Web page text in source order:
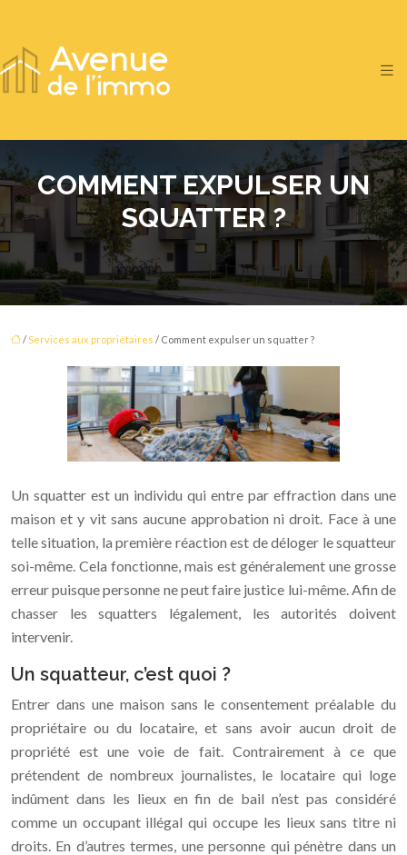
COMMENT EXPULSER UN
SQUATTER ?
/Services aux propriétaires / Comment expulser un squatter ?
Un squatter est un individu qui entre par effraction dans une
maison et y vit sans aucune approbation ni droit. Face à une
telle situation, la première réaction est de déloger le squatteur
soi-même. Cela fonctionne, mais est généralement une grosse
erreur puisque personne ne peut faire justice lui-même. Afin de
chasser les squatters légalement, les autorités doivent
intervenir.
Un squatteur, c’est quoi ?
Entrer dans une maison sans le consentement préalable du
propriétaire ou du locataire, et sans avoir aucun droit de
propriété est une voie de fait. Contrairement à ce que
prétendent de nombreux journalistes, le locataire qui loge
indûment dans les lieux en fin de bail n’est pas considéré
comme un occupant illégal qui occupe les lieux sans titre ni
droits. En d’autres termes, une personne qui pénètre dans un